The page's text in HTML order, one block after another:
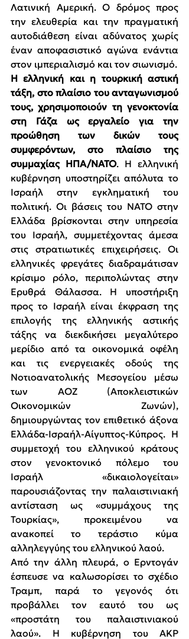
Λατινική Αμερική. Ο δρόμος προς
την ελευθερία και την πραγματική
αυτοδιάθεση είναι αδύνατος χωρίς
έναν αποφασιστικό αγώνα ενάντια
στον ιμπεριαλισμό και τον σιωνισμό.
Η ελληνική και η τουρκική αστική
τάξη, στο πλαίσιο του ανταγωνισμού
τους, χρησιμοποιούν τη γενοκτονία
στη Γάζα ως εργαλείο για την
προώθηση των δικών τους
συμφερόντων, στο πλαίσιο της
συμμαχίας ΗΠΑ/ΝΑΤΟ. Η ελληνική
κυβέρνηση υποστηρίζει απόλυτα το
Ισραήλ στην εγκληματική του
πολιτική. Οι βάσεις του ΝΑΤΟ στην
Ελλάδα βρίσκονται στην υπηρεσία
του Ισραήλ, συμμετέχοντας άμεσα
στις στρατιωτικές επιχειρήσεις. Οι
ελληνικές φρεγάτες διαδραμάτισαν
κρίσιμο ρόλο, περιπολώντας στην
Ερυθρά Θάλασσα. Η υποστήριξη
προς το Ισραήλ είναι έκφραση της
επιλογής της ελληνικής αστικής
τάξης να διεκδικήσει μεγαλύτερο
μερίδιο από τα οικονομικά οφέλη
και τις ενεργειακές οδούς της
Νοτιοανατολικής Μεσογείου μέσω
των ΑΟΖ (Αποκλειστικών
Οικονομικών Ζωνών),
δημιουργώντας τον επιθετικό άξονα
Ελλάδα-Ισραήλ-Αίγυπτος-Κύπρος. Η
συμμετοχή του ελληνικού κράτους
στον γενοκτονικό πόλεμο του
Ισραήλ «δικαιολογείται»
παρουσιάζοντας την παλαιστινιακή
αντίσταση ως «συμμάχους της
Τουρκίας», προκειμένου να
ανακοπεί το τεράστιο κύμα
αλληλεγγύης του ελληνικού λαού.
Από την άλλη πλευρά, ο Ερντογάν
έσπευσε να καλωσορίσει το σχέδιο
Τραμπ, παρά το γεγονός ότι
προβάλλει τον εαυτό του ως
«προστάτη του παλαιστινιακού
λαού». Η κυβέρνηση του ΑΚΡ